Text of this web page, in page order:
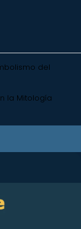
del
la Mitología